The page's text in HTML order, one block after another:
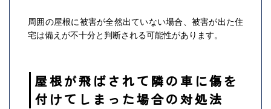
周囲の屋根に被害が全然出ていない場合、被害が出た住
宅は備えが不十分と判断される可能性があります。
屋根が飛ばされて隣の車に傷を
付けてしまった場合の対処法